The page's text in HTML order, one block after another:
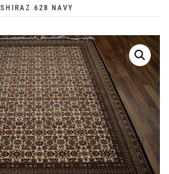
SHIRAZ 628 NAVY